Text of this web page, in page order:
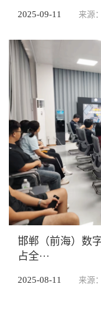
2025-09-11 来源
邯郸（前海）数
占全···
2025-08-11 来源